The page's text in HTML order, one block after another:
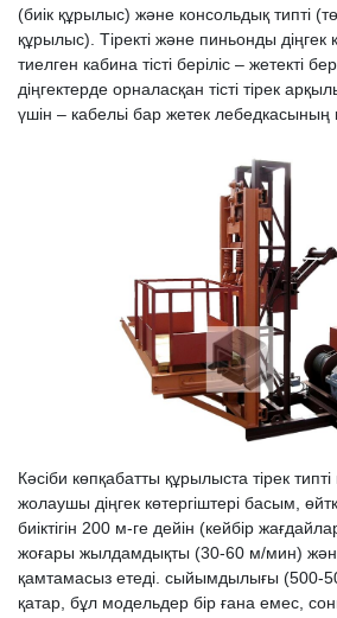
(биік құрылыс) және консольдық типті
құрылыс). Тіректі және пиньонды діңгек
тиелген кабина тісті беріліс – жетекті
діңгектерде орналасқан тісті тірек
үшін – кабельі бар жетек лебедкасының
Кәсіби көпқабатты құрылыста тірек
жолаушы діңгек көтергіштері басым,
биіктігін 200 м-ге дейін (кейбір
жоғары жылдамдықты (30-60 м/мин) және
қамтамасыз етеді. сыйымдылығы (500-
қатар, бұл модельдер бір ғана емес,